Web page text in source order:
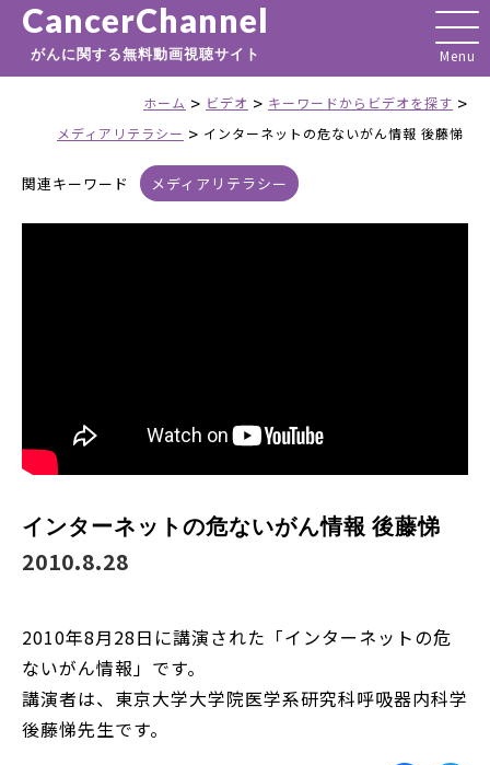
CancerChannel
がんに関する無料動画視聴サイト
ホーム > ビデオ > キーワードからビデオを探す >
メディアリテラシー > インターネットの危ないがん情報 後藤悌
関連キーワード メディアリテラシー
インターネットの危ないがん情報 後藤悌
2010.8.28
2010年8月28日に講演された「インターネットの危
ないがん情報」です。
講演者は、東京大学大学院医学系研究科呼吸器内科学
後藤悌先生です。